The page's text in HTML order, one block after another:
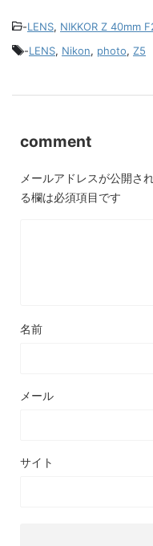
-LENS, NIKKOR Z 40mm
-LENS, Nikon, photo, Z5
comment
メールアドレスが公開さ
る欄は必須項目です
名前
メール
サイト